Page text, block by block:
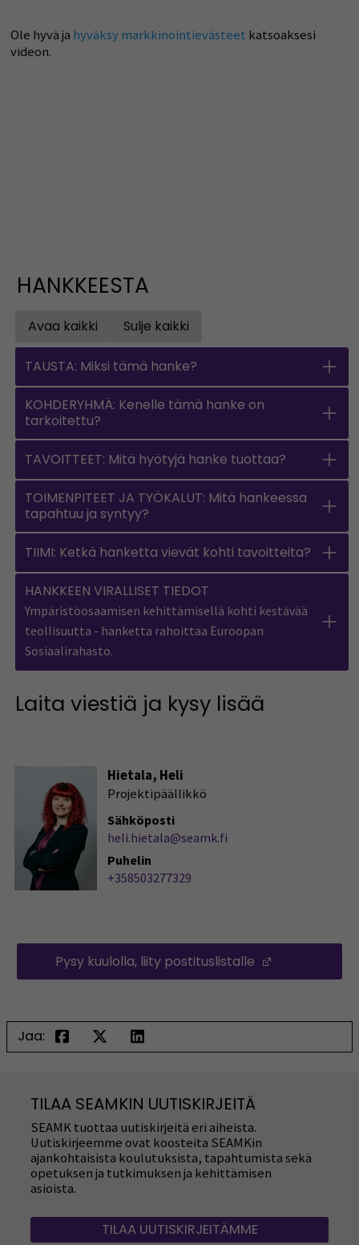
Ole hyvä ja hyväksy markkinointievästeet katsoaksesi
videon.
HANKKEESTA
Avaa kaikki
Open all accordions
Sulje kaikki
TAUSTA: Miksi tämä hanke?
KOHDERYHMÄ: Kenelle tämä hanke on
tarkoitettu?
TAVOITTEET: Mitä hyötyjä hanke tuottaa?
TOIMENPITEET JA TYÖKALUT: Mitä hankeessa
tapahtuu ja syntyy?
TIIMI: Ketkä hanketta vievät kohti tavoitteita?
HANKKEEN VIRALLISET TIEDOT
Ympäristöosaamisen kehittämisellä kohti kestävää
teollisuutta - hanketta rahoittaa Euroopan
Sosiaalirahasto.
Laita viestiä ja kysy lisää
Hietala, Heli
Projektipäällikkö
Sähköposti
heli.hietala@seamk.fi
Puhelin
+358503277329
Pysy kuulolla, liity postituslistalle
Jaa:
TILAA SEAMKIN UUTISKIRJEITÄ
SEAMK tuottaa uutiskirjeitä eri aiheista.
Uutiskirjeemme ovat koosteita SEAMKin
ajankohtaisista koulutuksista, tapahtumista sekä
opetuksen ja tutkimuksen ja kehittämisen
asioista.
TILAA UUTISKIRJEITÄMME